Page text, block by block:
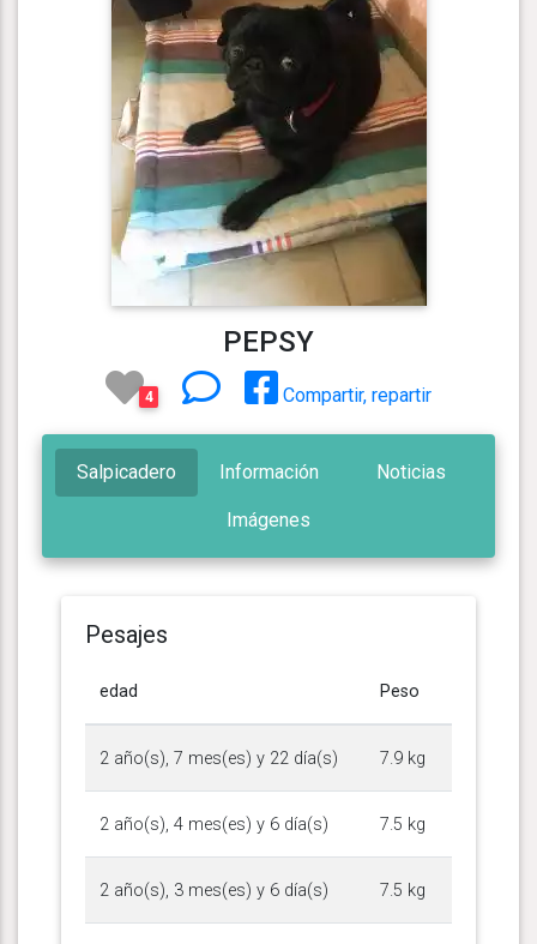
PEPSY
4 Compartir, repartir
Salpicadero Información Noticias
Imágenes
Pesajes
edad Peso
2 año(s), 7 mes(es) y 22 día(s) 7.9 kg
2 año(s), 4 mes(es) y 6 día(s) 7.5 kg
2 año(s), 3 mes(es) y 6 día(s) 7.5 kg